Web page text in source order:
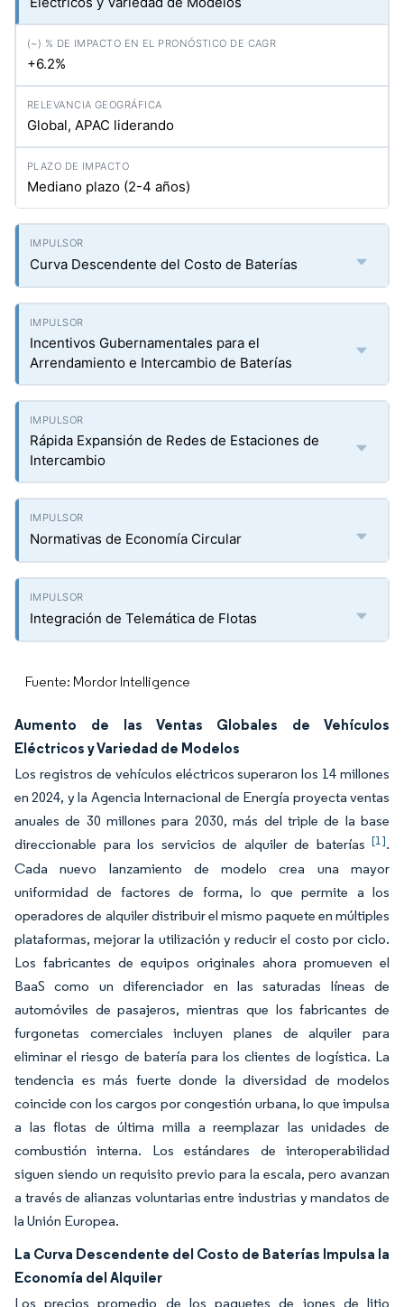
+6.2%
Global, APAC liderando
Mediano plazo (2-4 años)
Curva Descendente del Costo de Baterías
Incentivos Gubernamentales para el
Arrendamiento e Intercambio de Baterías
Rápida Expansión de Redes de Estaciones de
Intercambio
Normativas de Economía Circular
Integración de Telemática de Flotas
Fuente: Mordor Intelligence
Aumento de las Ventas Globales de Vehículos
Eléctricos y Variedad de Modelos
Los registros de vehículos eléctricos superaron los 14 millones
en 2024, y la Agencia Internacional de Energía proyecta ventas
anuales de 30 millones para 2030, más del triple de la base
direccionable para los servicios de alquiler de baterías [1].
Cada nuevo lanzamiento de modelo crea una mayor
uniformidad de factores de forma, lo que permite a los
operadores de alquiler distribuir el mismo paquete en múltiples
plataformas, mejorar la utilización y reducir el costo por ciclo.
Los fabricantes de equipos originales ahora promueven el
BaaS como un diferenciador en las saturadas líneas de
automóviles de pasajeros, mientras que los fabricantes de
furgonetas comerciales incluyen planes de alquiler para
eliminar el riesgo de batería para los clientes de logística. La
tendencia es más fuerte donde la diversidad de modelos
coincide con los cargos por congestión urbana, lo que impulsa
a las flotas de última milla a reemplazar las unidades de
combustión interna. Los estándares de interoperabilidad
siguen siendo un requisito previo para la escala, pero avanzan
a través de alianzas voluntarias entre industrias y mandatos de
la Unión Europea.
La Curva Descendente del Costo de Baterías Impulsa la
Economía del Alquiler
Los precios promedio de los paquetes de iones de litio